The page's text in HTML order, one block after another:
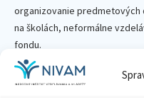
organizovanie predmetových
na školách, neformálne
fondu.
KONTAKTNÉ